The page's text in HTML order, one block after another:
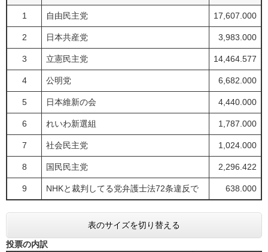
1 自由民主党 17,607.000
2 日本共産党 3,983.000
3 立憲民主党 14,464.577
4 公明党 6,682.000
5 日本維新の会 4,440.000
6 れいわ新選組 1,787.000
7 社会民主党 1,024.000
8 国民民主党 2,296.422
9 NHKと裁判してる党弁護士法72条違反で 638.000
表のサイズを切り替える
投票の内訳